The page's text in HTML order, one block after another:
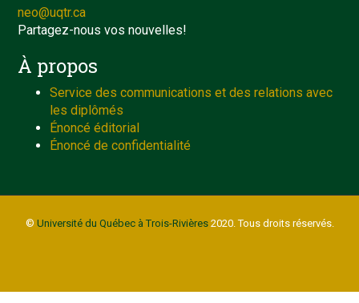
neo@uqtr.ca
Partagez-nous vos nouvelles!
À propos
Service des communications et des relations avec
les diplômés
Énoncé éditorial
Énoncé de confidentialité
© Université du Québec à Trois-Rivières2020. Tous droits réservés.